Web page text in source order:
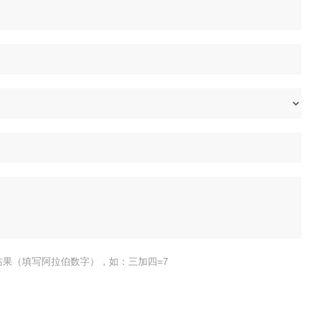
（填写阿拉伯数字），如：三加四=7